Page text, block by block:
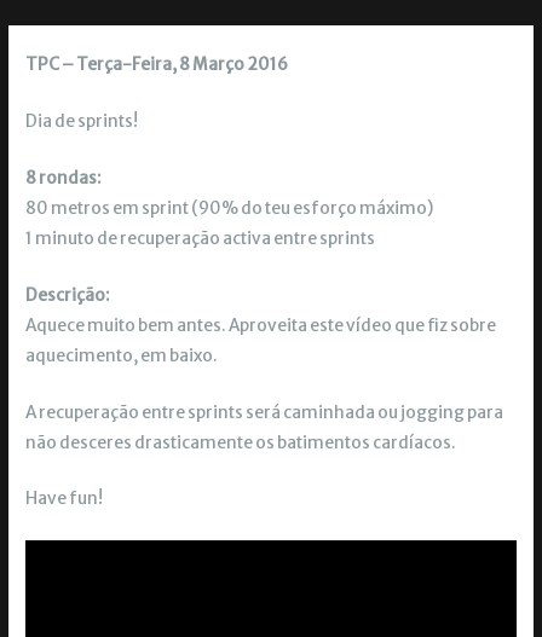
TPC – Terça-Feira, 8 Março 2016
Dia de sprints!
8 rondas:
80 metros em sprint (90% do teu esforço máximo)
1 minuto de recuperação activa entre sprints
Descrição:
Aquece muito bem antes. Aproveita este vídeo que fiz sobre
aquecimento, em baixo.
A recuperação entre sprints será caminhada ou jogging para
não desceres drasticamente os batimentos cardíacos.
Have fun!